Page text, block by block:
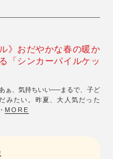
》おだやかな春の暖か
「シンカーパイルケッ
ぁ、気持ちいい──まるで、子ど
みたい。昨夏、大人気だった
MORE